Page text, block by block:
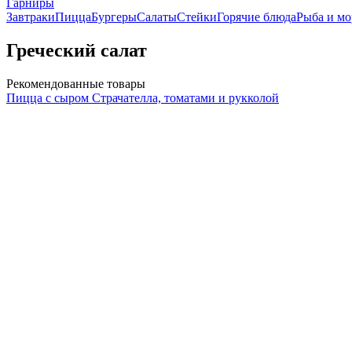
Гарниры
ЗавтракиПиццаБургерыСалатыСтейкиГорячие блюдаРыба и
Греческий салат
Рекомендованные товары
Пицца с сыром Страчателла, томатами и рукколой